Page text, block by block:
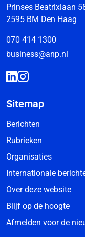
Prinses Beatrixlaan
2595 BM Den Haag
070 414 1300
business@anp.nl
Sitemap
Berichten
Rubrieken
Organisaties
Internationale
Over deze website
Blijf op de hoogte
Afmelden voor de